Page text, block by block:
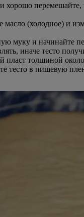
перемешайте,
(холодное) и
и начинайте
иначе тесто
пласт толщиной
тесто в пищевую